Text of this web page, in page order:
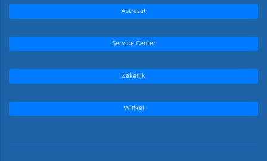
Astrasat
Service Center
Zakelijk
Winkel